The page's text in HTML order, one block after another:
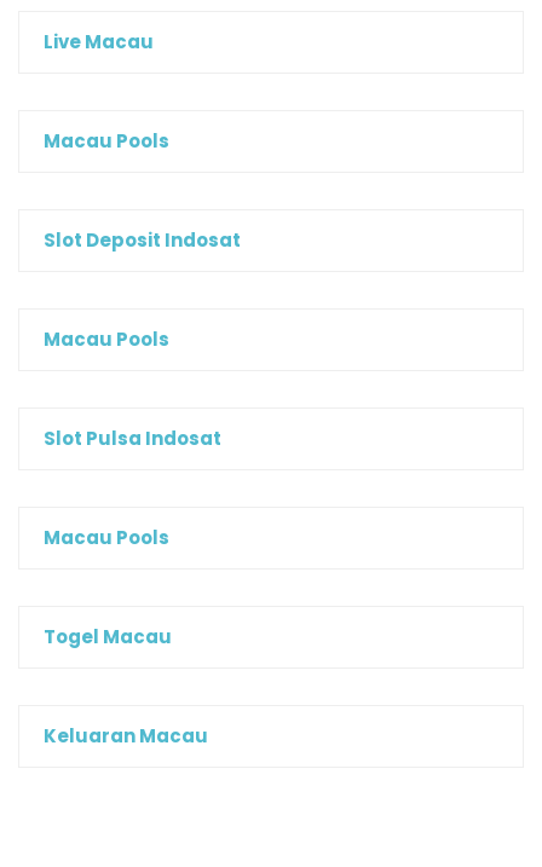
Live Macau
Macau Pools
Slot Deposit Indosat
Macau Pools
Slot Pulsa Indosat
Macau Pools
Togel Macau
Keluaran Macau